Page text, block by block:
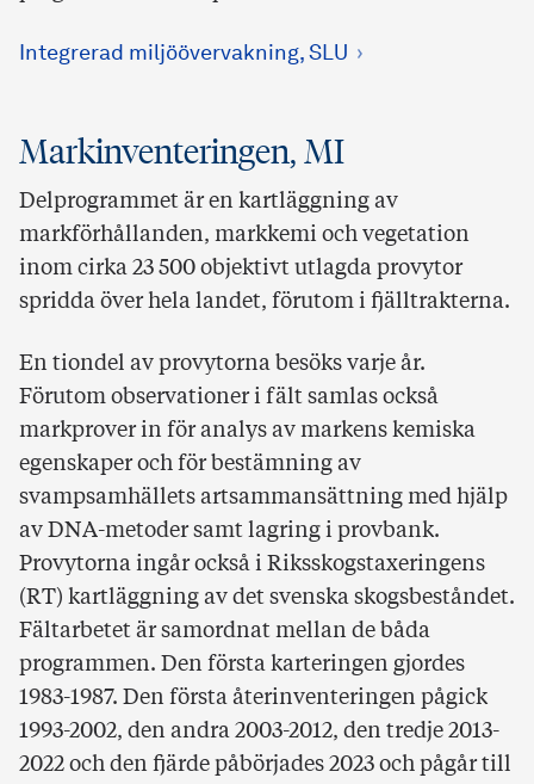
Integrerad miljöövervakning, SLU
Markinventeringen, MI
Delprogrammet är en kartläggning av
markförhållanden, markkemi och vegetation
inom cirka 23 500 objektivt utlagda provytor
spridda över hela landet, förutom i fjälltrakterna.
En tiondel av provytorna besöks varje år.
Förutom observationer i fält samlas också
markprover in föranalys av markens kemiska
egenskaper och för bestämning av
svampsamhällets artsammansättning med hjälp
av DNA-metoder samt lagring i provbank.
Provytorna ingår också i Riksskogstaxeringens
(RT) kartläggning av det svenska skogsbeståndet.
Fältarbetet är samordnat mellan de båda
programmen. Den första karteringen gjordes
1983-1987. Den första återinventeringen pågick
1993-2002, den andra 2003-2012, den tredje 2013-
2022 och den fjärde påbörjades 2023 och pågår till